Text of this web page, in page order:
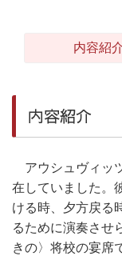
内容紹
内容紹介
アウシュヴィッ
在していました。
ける時、夕方戻る
るために演奏させ
きの〉将校の宴席